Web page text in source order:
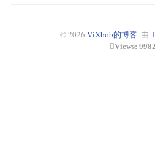
© 2026 ViXbob的博客. 由
Views: